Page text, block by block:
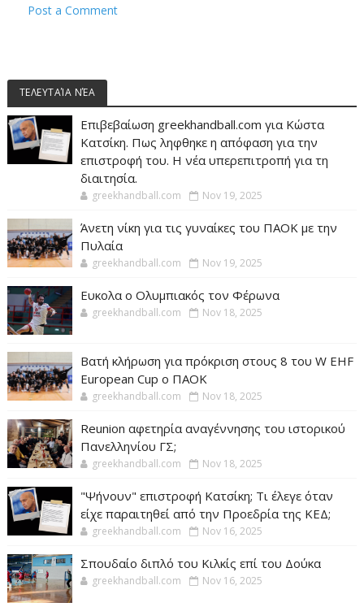
Post a Comment
ΤΕΛΕΥΤΑΊΑ ΝΈΑ
Επιβεβαίωση greekhandball.com για Κώστα
Κατσίκη. Πως ληφθηκε η απόφαση για την
επιστροφή του. Η νέα υπερεπιτροπή για τη
διαιτησία.
greekhandball.com Nov 19, 2025
Άνετη νίκη για τις γυναίκες του ΠΑΟΚ με την
Πυλαία
greekhandball.com Nov 19, 2025
Ευκολα ο Ολυμπιακός τον Φέρωνα
greekhandball.com Nov 18, 2025
Βατή κλήρωση για πρόκριση στους 8 του W EHF
European Cup ο ΠΑΟΚ
greekhandball.com Nov 18, 2025
Reunion αφετηρία αναγέννησης του ιστορικού
Πανελληνίου ΓΣ;
greekhandball.com Nov 18, 2025
"Ψήνουν" επιστροφή Κατσίκη; Τι έλεγε όταν
είχε παραιτηθεί από την Προεδρία της ΚΕΔ;
greekhandball.com Nov 16, 2025
Σπουδαίο διπλό του Κιλκίς επί του Δούκα
greekhandball.com Nov 16, 2025